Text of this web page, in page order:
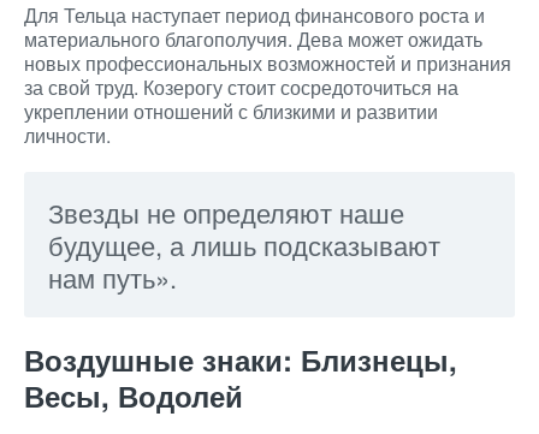
Для Тельца наступает период финансового роста и
материального благополучия. Дева может ожидать
новых профессиональных возможностей и признания
за свой труд. Козерогу стоит сосредоточиться на
укреплении отношений с близкими и развитии
личности.
Звезды не определяют наше
будущее, а лишь подсказывают
нам путь».
Воздушные знаки: Близнецы,
Весы, Водолей